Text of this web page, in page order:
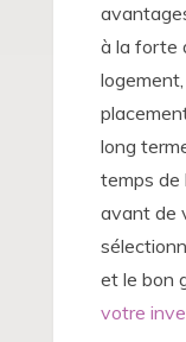
à la forte
long
temps de
avant de
et le bon
votre